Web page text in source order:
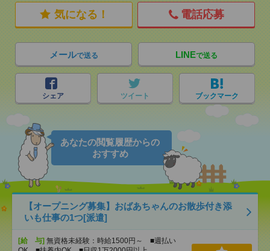
気になる！ 電話応募
メールで送る LINEで送る
シェア ツイート ブックマーク
あなたの閲覧履歴からの
おすすめ
【オープニング募集】おばあちゃんのお散歩付き添
いも仕事の1つ[派遣]
[給 与] 無資格未経験：時給1500円～ ■週払い